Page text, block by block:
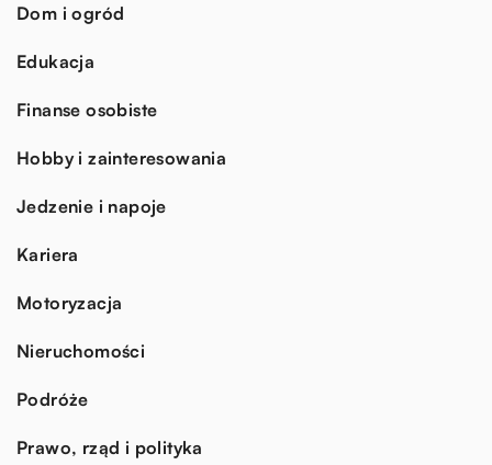
Dom i ogród
Edukacja
Finanse osobiste
Hobby i zainteresowania
Jedzenie i napoje
Kariera
Motoryzacja
Nieruchomości
Podróże
Prawo, rząd i polityka